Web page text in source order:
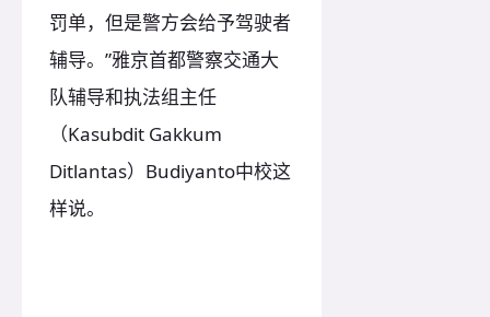
罚单，但是警方会给予驾驶者
辅导。”雅京首都警察交通大
队辅导和执法组主任
（Kasubdit Gakkum
Ditlantas）Budiyanto中校这
样说。